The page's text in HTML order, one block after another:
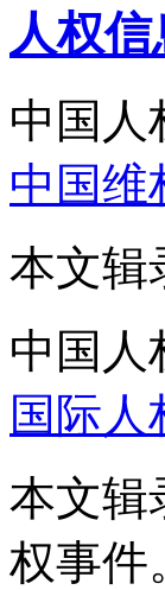
人权信
中国人
中国维
本文辑
中国人
国际
本文辑
权事件